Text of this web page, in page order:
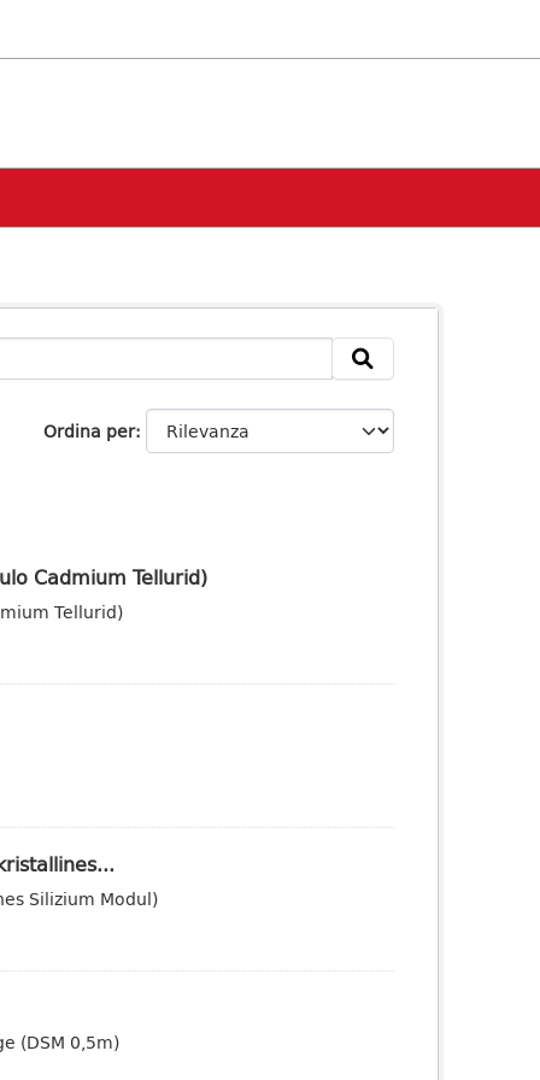
Ordina per
Cadmium Tellurid)
Tellurid)
Silizium Modul)
(DSM 0,5m)